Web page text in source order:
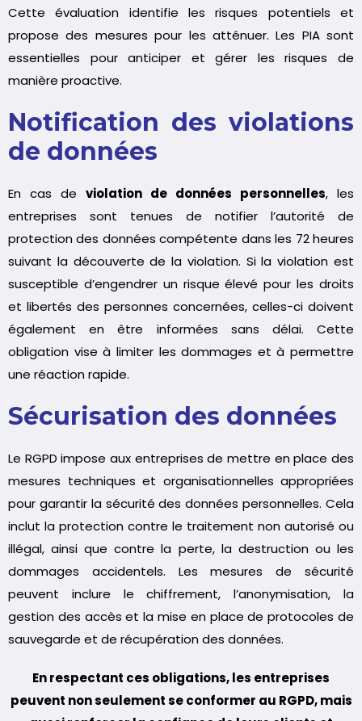
Cette évaluation identifie les risques potentiels et
propose des mesures pour les atténuer. Les PIA sont
essentielles pour anticiper et gérer les risques de
manière proactive.
Notification des violations
de données
En cas de violation de données personnelles, les
entreprises sont tenues de notifier l’autorité de
protection des données compétente dans les 72 heures
suivant la découverte de la violation. Si la violation est
susceptible d’engendrer un risque élevé pour les droits
et libertés des personnes concernées, celles-ci doivent
également en être informées sans délai. Cette
obligation vise à limiter les dommages et à permettre
une réaction rapide.
Sécurisation des données
Le RGPD impose aux entreprises de mettre en place des
mesures techniques et organisationnelles appropriées
pour garantir la sécurité des données personnelles. Cela
inclut la protection contre le traitement non autorisé ou
illégal, ainsi que contre la perte, la destruction ou les
dommages accidentels. Les mesures de sécurité
peuvent inclure le chiffrement, l’anonymisation, la
gestion des accès et la mise en place de protocoles de
sauvegarde et de récupération des données.
En respectant ces obligations, les entreprises
peuvent non seulement se conformer au RGPD, mais